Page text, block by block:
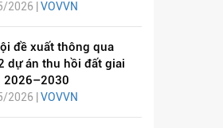
2026 | VOVVN
đề xuất thông qua
dự án thu hồi đất giai
2026–2030
2026 | VOVVN